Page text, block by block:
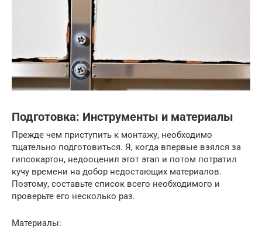
Подготовка: Инструменты и материалы
Прежде чем приступить к монтажу, необходимо
тщательно подготовиться. Я, когда впервые взялся за
гипсокартон, недооценил этот этап и потом потратил
кучу времени на добор недостающих материалов.
Поэтому, составьте список всего необходимого и
проверьте его несколько раз.
Материалы: